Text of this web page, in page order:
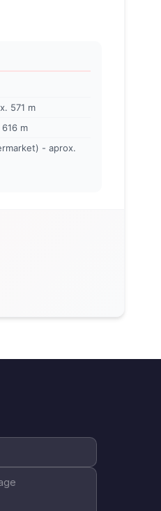
571 m
m
- aprox.